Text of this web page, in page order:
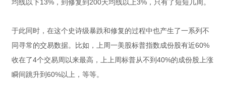
均线以下13%，到修复到200天均线以上3%，只有了短短几周。
于此同时，在这个史诗级暴跌和修复的过程中也产生了一系列不
同寻常的交易数据。比如，上周一美股标普指数成份股有近60%
收在了4个交易周以来最高，上上周标普从不到40%的成份股上涨
瞬间跳升到60%以上，等等。